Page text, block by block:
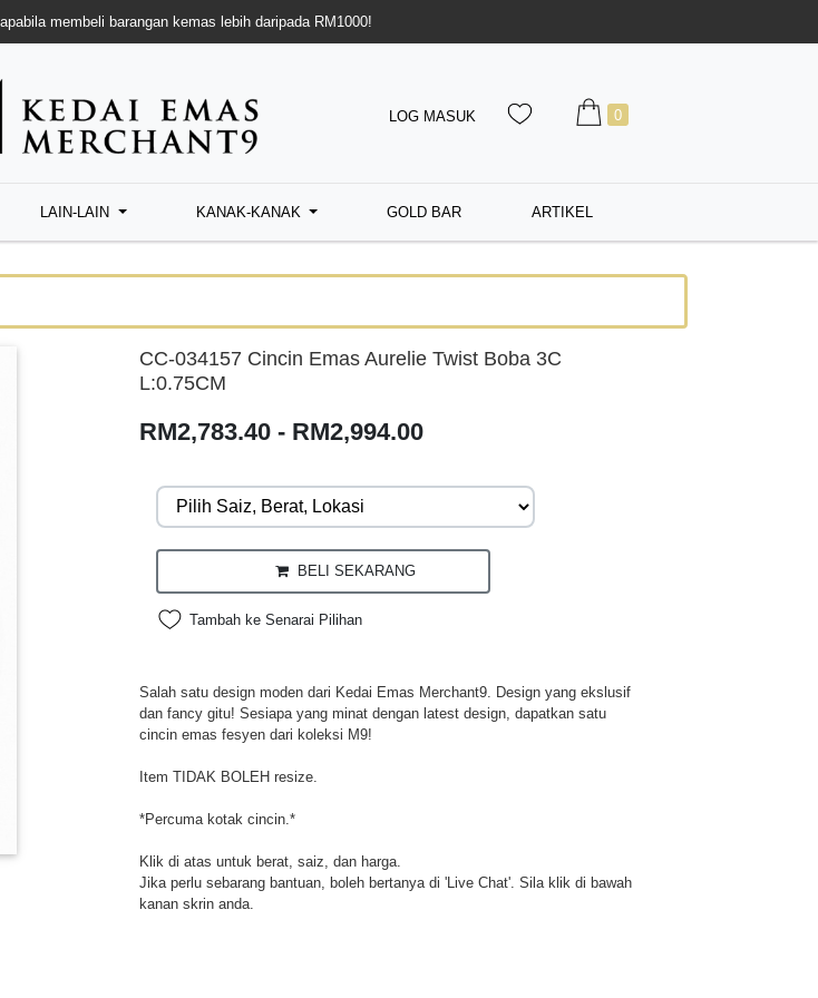
membeli barangan kemas lebih daripada RM1000!
LOG MASUK 0
LAIN-LAIN KANAK-KANAK GOLD BAR ARTIKEL
CC-034157 Cincin Emas Aurelie Twist Boba 3C
L:0.75CM
RM2,783.40 - RM2,994.00
BELI SEKARANG
Tambah ke Senarai Pilihan
Salah satu design moden dari Kedai Emas Merchant9. Design yang ekslusif
dan fancy gitu! Sesiapa yang minat dengan latest design, dapatkan satu
cincin emas fesyen dari koleksi M9!
Item TIDAK BOLEH resize.
*Percuma kotak cincin.*
Klik di atas untuk berat, saiz, dan harga.
Jika perlu sebarang bantuan, boleh bertanya di 'Live Chat'. Sila klik di bawah
kanan skrin anda.